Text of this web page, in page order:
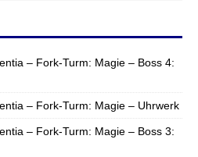
– Fork-Turm: Magie – Boss 4:
– Fork-Turm: Magie – Uhrwerk
– Fork-Turm: Magie – Boss 3: